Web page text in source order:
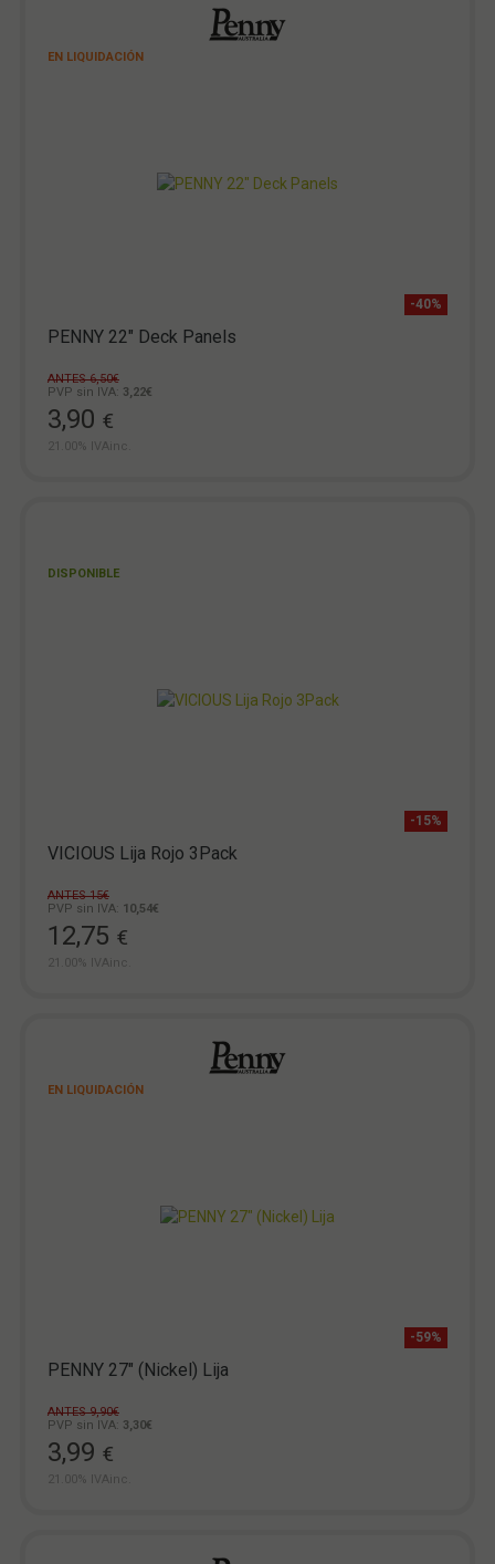
EN LIQUIDACIÓN
-40%
PENNY 22" Deck Panels
PVP sin IVA: 3,22€
ANTES 6,50€
3,90 €
21.00% IVAinc.
DISPONIBLE
-15%
VICIOUS Lija Rojo 3Pack
PVP sin IVA: 10,54€
ANTES 15€
12,75 €
21.00% IVAinc.
EN LIQUIDACIÓN
-59%
PENNY 27" (Nickel) Lija
PVP sin IVA: 3,30€
ANTES 9,90€
3,99 €
21.00% IVAinc.